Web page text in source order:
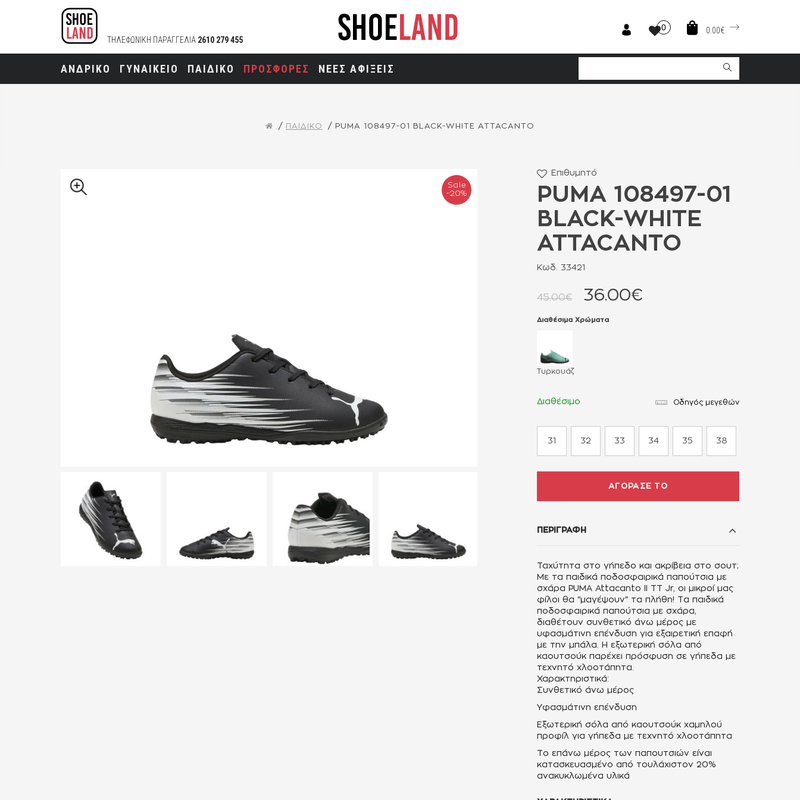
ΤΗΛΕΦΩΝΙΚΗ ΠΑΡΑΓΓΕΛΙΑ 2610 279 455
0 0.00€
ΑΝΔΡΙΚΟ ΓΥΝΑΙΚΕΙΟ ΠΑΙΔΙΚΟ ΠΡΟΣΦΟΡΕΣ ΝΕΕΣ ΑΦΙΞΕΙΣ
ΠΑΙΔΙΚΟ PUMA 108497-01 BLACK-WHITE ATTACANTO
Sale
-20%
Επιθυμητό
PUMA 108497-01
BLACK-WHITE
ATTACANTO
Κωδ. 33421
45.00€ 36.00€
Διαθέσιμα Χρώματα
Τυρκουάζ
Διαθέσιμο Οδηγός μεγεθών
31 32 33 34 35 38
ΑΓΟΡΑΣΕ ΤΟ
ΠΕΡΙΓΡΑΦΗ
Ταχύτητα στο γήπεδο και ακρίβεια στο σουτ;
Με τα παιδικά ποδοσφαιρικά παπούτσια με
σχάρα PUMA Attacanto II TT Jr, οι μικροί μας
φίλοι θα "μαγέψουν" τα πλήθη! Tα παιδικά
ποδοσφαιρικά παπούτσια με σχάρα,
διαθέτουν συνθετικό άνω μέρος με
υφασμάτινη επένδυση για εξαιρετική επαφή
με την μπάλα. Η εξωτερική σόλα από
καουτσούκ παρέχει πρόσφυση σε γήπεδα με
τεχνητό χλοοτάπητα.
Χαρακτηριστικά:
Συνθετικό άνω μέρος
Υφασμάτινη επένδυση
Εξωτερική σόλα από καουτσούκ χαμηλού
προφίλ για γήπεδα με τεχνητό χλοοτάπητα
Το επάνω μέρος των παπουτσιών είναι
κατασκευασμένο από τουλάχιστον 20%
ανακυκλωμένα υλικά